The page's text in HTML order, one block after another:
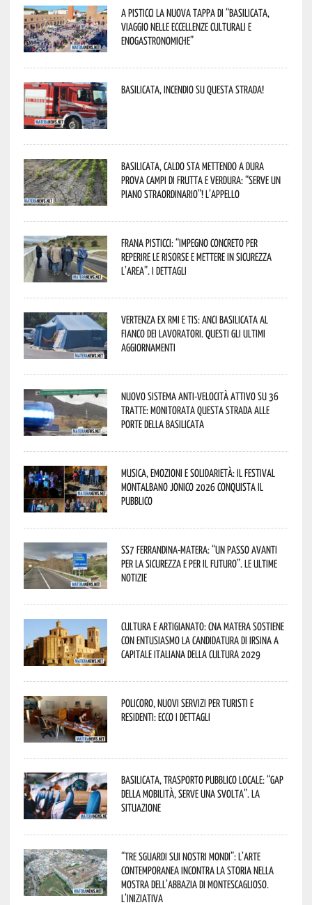
A Pisticci la nuova tappa di “Basilicata,
viaggio nelle eccellenze culturali e
enogastronomiche”
Basilicata, incendio su questa strada!
Basilicata, caldo sta mettendo a dura
prova campi di frutta e verdura: “Serve un
piano straordinario”! L’appello
Frana Pisticci: “Impegno concreto per
reperire le risorse e mettere in sicurezza
l’area”. I dettagli
Vertenza ex RMI e TIS: ANCI Basilicata al
fianco dei lavoratori. Questi gli ultimi
aggiornamenti
Nuovo sistema anti-velocità attivo su 36
tratte: monitorata questa strada alle
porte della Basilicata
Musica, emozioni e solidarietà: il Festival
Montalbano Jonico 2026 conquista il
pubblico
SS7 Ferrandina-Matera: “Un passo avanti
per la sicurezza e per il futuro”. Le ultime
notizie
Cultura e Artigianato: CNA Matera sostiene
con entusiasmo la candidatura di Irsina a
Capitale Italiana della Cultura 2029
Policoro, nuovi servizi per turisti e
residenti: ecco i dettagli
Basilicata, trasporto pubblico locale: “Gap
della mobilità, serve una svolta”. La
situazione
“Tre Sguardi sui Nostri Mondi”: l’arte
contemporanea incontra la storia nella
mostra dell’Abbazia di Montescaglioso.
L’iniziativa